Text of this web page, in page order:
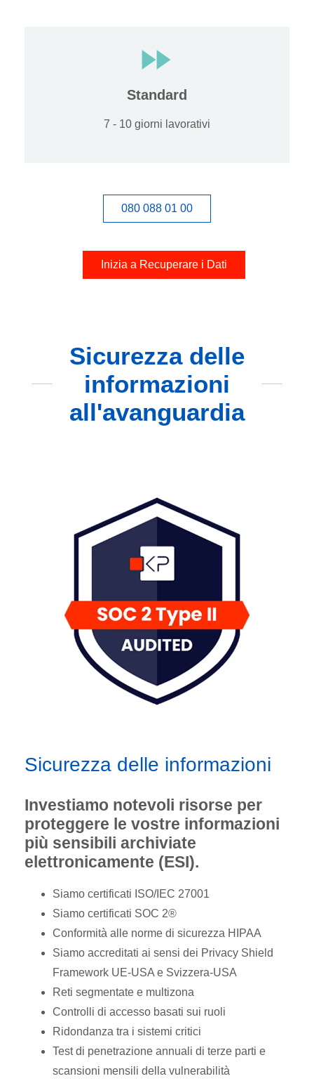
Standard
7 - 10 giorni lavorativi
080 088 01 00
Inizia a Recuperare i Dati
Sicurezza delle
informazioni
all'avanguardia
Sicurezza delle informazioni
Investiamo notevoli risorse per
proteggere le vostre informazioni
più sensibili archiviate
elettronicamente (ESI).
Siamo certificati ISO/IEC 27001
Siamo certificati SOC 2®
Conformità alle norme di sicurezza HIPAA
Siamo accreditati ai sensi dei Privacy Shield
Framework UE-USA e Svizzera-USA
Reti segmentate e multizona
Controlli di accesso basati sui ruoli
Ridondanza tra i sistemi critici
Test di penetrazione annuali di terze parti e
scansioni mensili della vulnerabilità